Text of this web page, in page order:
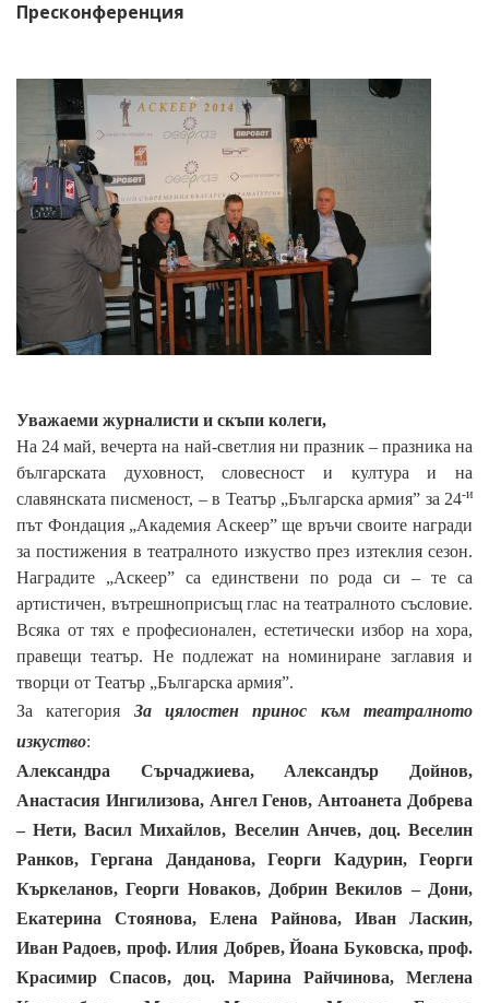
Пресконференция
Уважаеми журналисти и скъпи колеги,
На 24 май, вечерта на най-светлия ни празник – празника на
българската духовност, словесност и култура и на
славянската писменост, – в Театър „Българска армия” за 24-и
път Фондация „Академия Аскеер” ще връчи своите награди
за постижения в театралното изкуство през изтеклия сезон.
Наградите „Аскеер” са единствени по рода си – те са
артистичен, вътрешноприсъщ глас на театралното съсловие.
Всяка от тях е професионален, естетически избор на хора,
правещи театър. Не подлежат на номиниране заглавия и
творци от Театър „Българска армия”.
За категория За цялостен принос към театралното
изкуство:
Александра Сърчаджиева, Александър Дойнов,
Анастасия Ингилизова, Ангел Генов, Антоанета Добрева
– Нети, Васил Михайлов, Веселин Анчев, доц. Веселин
Ранков, Гергана Данданова, Георги Кадурин, Георги
Къркеланов, Георги Новаков, Добрин Векилов – Дони,
Екатерина Стоянова, Елена Райнова, Иван Ласкин,
Иван Радоев, проф. Илия Добрев, Йоана Буковска, проф.
Красимир Спасов, доц. Марина Райчинова, Меглена